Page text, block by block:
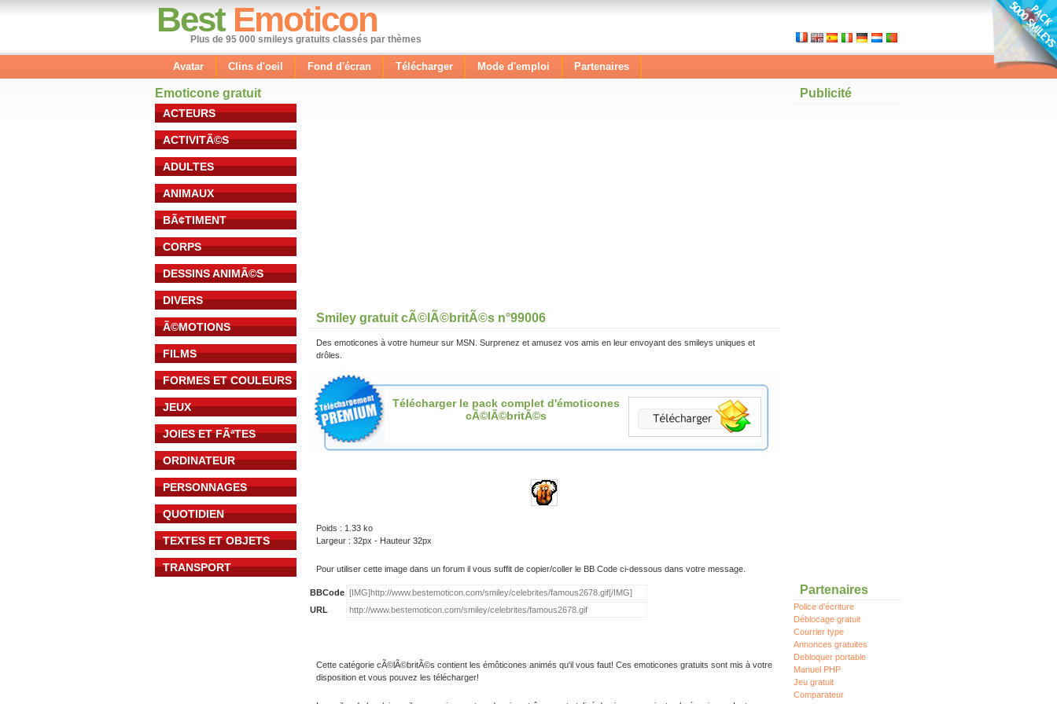
Best Emoticon
Plus de 95 000 smileys gratuits classés par thèmes
Avatar Clins d'oeil Fond d'écran Télécharger Mode d'emploi Partenaires
Emoticone gratuit
ACTEURS
ACTIVITÃ©S
ADULTES
ANIMAUX
BÃ¢TIMENT
CORPS
DESSINS ANIMÃ©S
DIVERS
Ã©MOTIONS
FILMS
FORMES ET COULEURS
JEUX
JOIES ET FÃªTES
ORDINATEUR
PERSONNAGES
QUOTIDIEN
TEXTES ET OBJETS
TRANSPORT
Smiley gratuit cÃ©lÃ©britÃ©s n°99006
Des emoticones à votre humeur sur MSN. Surprenez et amusez vos amis en leur envoyant des smileys uniques et
drôles.
Télécharger le pack complet d'émoticones
cÃ©lÃ©britÃ©s
Poids : 1.33 ko
Largeur : 32px - Hauteur 32px
Pour utiliser cette image dans un forum il vous suffit de copier/coller le BB Code ci-dessous dans votre message.
BBCode
URL
Cette catégorie cÃ©lÃ©britÃ©s contient les émôticones animés qu'il vous faut! Ces emoticones gratuits sont mis à votre
disposition et vous pouvez les télécharger!
Publicité
Partenaires
Police d'écriture
Déblocage gratuit
Courrier type
Annonces gratuites
Debloquer portable
Manuel PHP
Jeu gratuit
Comparateur